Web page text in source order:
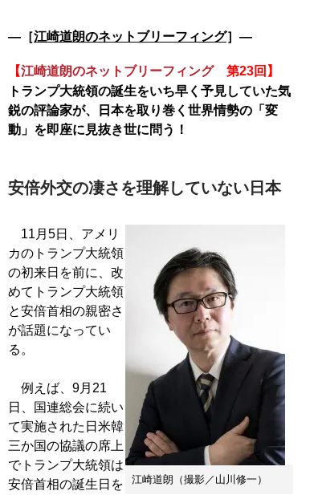
―［江崎道朗のネットブリーフィング］―
【江崎道朗のネットブリーフィング第23回】
トランプ大統領の誕生をいち早く予見していた気
鋭の評論家が、日本を取り巻く世界情勢の「変
動」を即座に見抜き世に問う！
安倍外交の凄さを理解していない日本
江崎道朗（撮影／山川修一）
11月5日、アメリ
カのトランプ大統領
の初来日を前に、改
めてトランプ大統領
と安倍首相の親密さ
が話題になってい
る。
例えば、9月21
日、国連総会に続い
て実施された日米韓
三か国の協議の席上
でトランプ大統領は
安倍首相の誕生日を